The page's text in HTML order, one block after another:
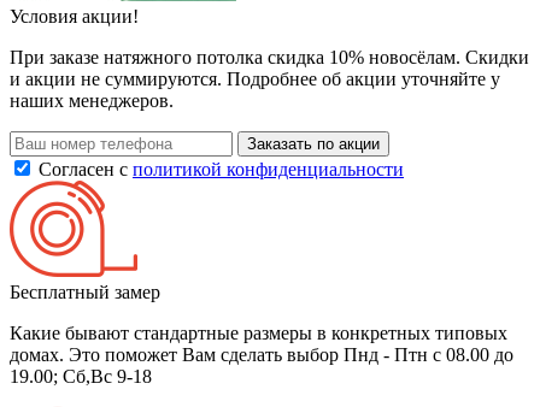
Условия акции!
При заказе натяжного потолка скидка 10% новосёлам. Скидки
и акции не суммируются. Подробнее об акции уточняйте у
наших менеджеров.
Заказать по акции
Согласен с политикой конфиденциальности
Бесплатный замер
Какие бывают стандартные размеры в конкретных типовых
домах. Это поможет Вам сделать выбор Пнд - Птн с 08.00 до
19.00; Сб,Вс 9-18